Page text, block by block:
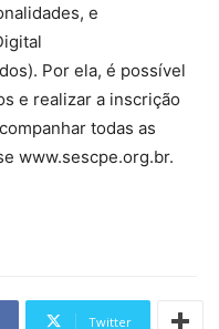
e
Por ela, é possível
e realizar a inscrição
todas as
www.sescpe.org.br.
Twitter